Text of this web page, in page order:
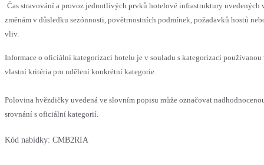
Čas stravování a provoz jednotlivých prvků hotelové infrastruktury uvedených
změnám v důsledku sezónnosti, povětrnostních podmínek, požadavků hostů
vliv.
Informace o oficiální kategorizaci hotelu je v souladu s kategorizací používanou
vlastní kritéria pro udělení konkrétní kategorie.
Polovina hvězdičky uvedená ve slovním popisu může označovat
srovnání s oficiální kategorií.
Kód nabídky: CMB2RIA